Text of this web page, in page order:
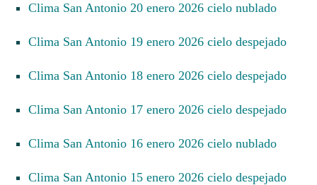
Clima San Antonio 20 enero 2026 cielo nublado
Clima San Antonio 19 enero 2026 cielo despejado
Clima San Antonio 18 enero 2026 cielo despejado
Clima San Antonio 17 enero 2026 cielo despejado
Clima San Antonio 16 enero 2026 cielo nublado
Clima San Antonio 15 enero 2026 cielo despejado